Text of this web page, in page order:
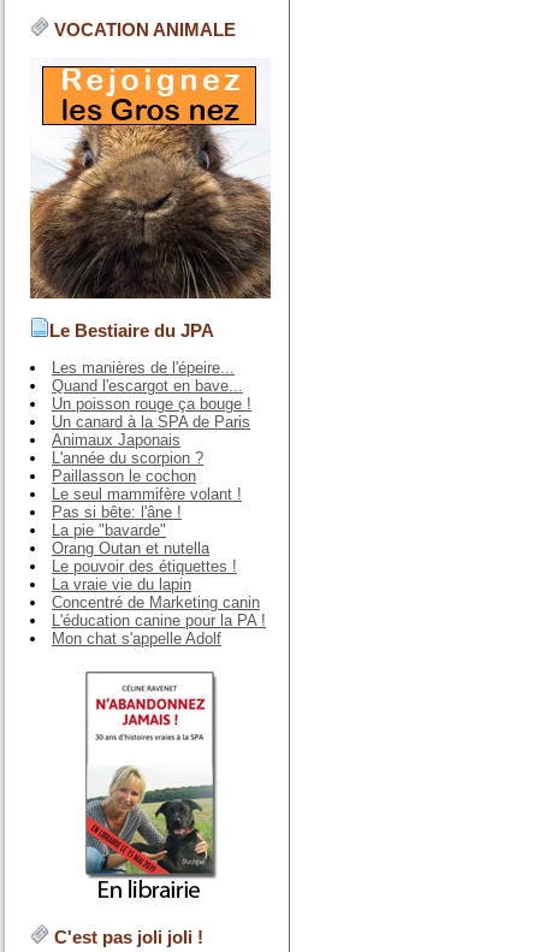
VOCATION ANIMALE
Le Bestiaire du JPA
Les manières de l'épeire...
Quand l'escargot en bave...
Un poisson rouge ça bouge !
Un canard à la SPA de Paris
Animaux Japonais
L'année du scorpion ?
Paillasson le cochon
Le seul mammifère volant !
Pas si bête: l'âne !
La pie "bavarde"
Orang Outan et nutella
Le pouvoir des étiquettes !
La vraie vie du lapin
Concentré de Marketing canin
L'éducation canine pour la PA !
Mon chat s'appelle Adolf
C'est pas joli joli !